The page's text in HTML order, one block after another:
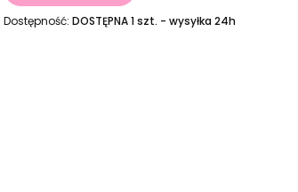
Dostępność: DOSTĘPNA 1 szt. - wysyłka 24h